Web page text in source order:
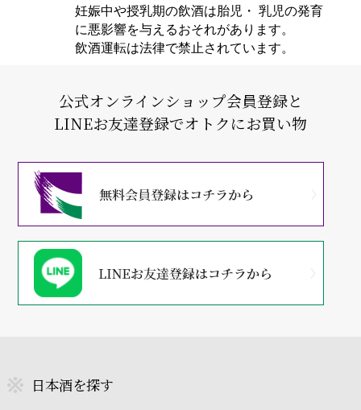
妊娠中や授乳期の飲酒は胎児・ 乳児の発育
に悪影響を与えるおそれがあります。
飲酒運転は法律で禁止されています。
公式オンラインショップ会員登録と
LINEお友達登録でオトクにお買い物
日本酒を探す